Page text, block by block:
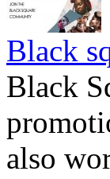
Black
Black
also